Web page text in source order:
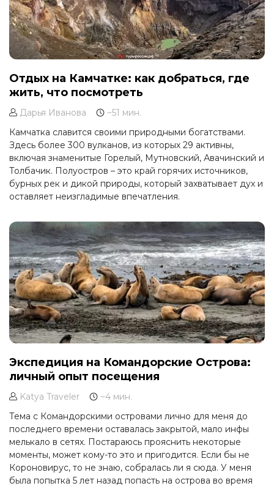
Отдых на Камчатке: как добраться, где
жить, что посмотреть
Дарья Иванова
~51 мин.
Камчатка славится своими природными богатствами.
Здесь более 300 вулканов, из которых 29 активны,
включая знаменитые Горелый, Мутновский, Авачинский и
Толбачик. Полуостров – это край горячих источников,
бурных рек и дикой природы, который захватывает дух и
оставляет неизгладимые впечатления.
Экспедиция на Командорские Острова:
личный опыт посещения
Katya Traveler
~4 мин.
Тема с Командорскими островами лично для меня до
последнего времени оставалась закрытой, мало инфы
мелькало в сетях. Постараюсь прояснить некоторые
моменты, может кому-то это и пригодится. Если бы не
Короновирус, то не знаю, собралась ли я сюда. У меня
была попытка 5 лет назад попасть на острова во время